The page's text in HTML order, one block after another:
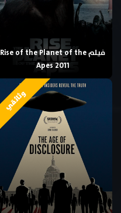
فيلم Rise of the Planet of the
Apes 2011
وثائقي